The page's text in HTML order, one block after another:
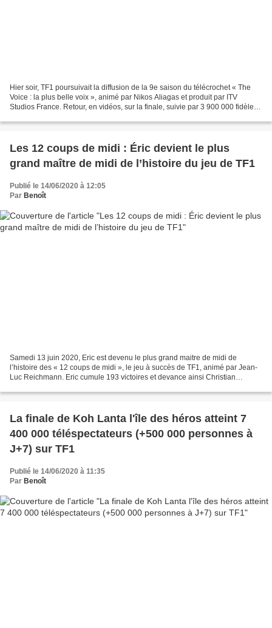
Hier soir, TF1 poursuivait la diffusion de la 9e saison du télécrochet « The
Voice : la plus belle voix », animé par Nikos Aliagas et produit par ITV
Studios France. Retour, en vidéos, sur la finale, suivie par 3 900 000 fidèles.
Les 12 coups de midi : Éric devient le plus
grand maître de midi de l’histoire du jeu de TF1
Publié le 14/06/2020 à 12:05
Par Benoît
Samedi 13 juin 2020, Eric est devenu le plus grand maitre de midi de
l’histoire des « 12 coups de midi », le jeu à succès de TF1, animé par Jean-
Luc Reichmann. Eric cumule 193 victoires et devance ainsi Christian
La finale de Koh Lanta l'île des héros atteint 7
400 000 téléspectateurs (+500 000 personnes à
J+7) sur TF1
Publié le 14/06/2020 à 11:35
Par Benoît